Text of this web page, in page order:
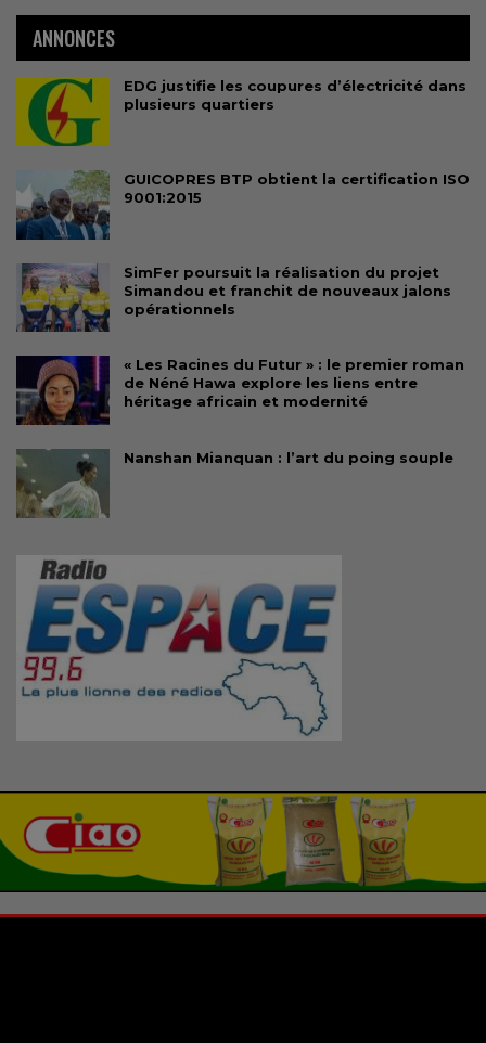
ANNONCES
EDG justifie les coupures d’électricité dans
plusieurs quartiers
GUICOPRES BTP obtient la certification ISO
9001:2015
SimFer poursuit la réalisation du projet
Simandou et franchit de nouveaux jalons
opérationnels
« Les Racines du Futur » : le premier roman
de Néné Hawa explore les liens entre
héritage africain et modernité
Nanshan Mianquan : l’art du poing souple